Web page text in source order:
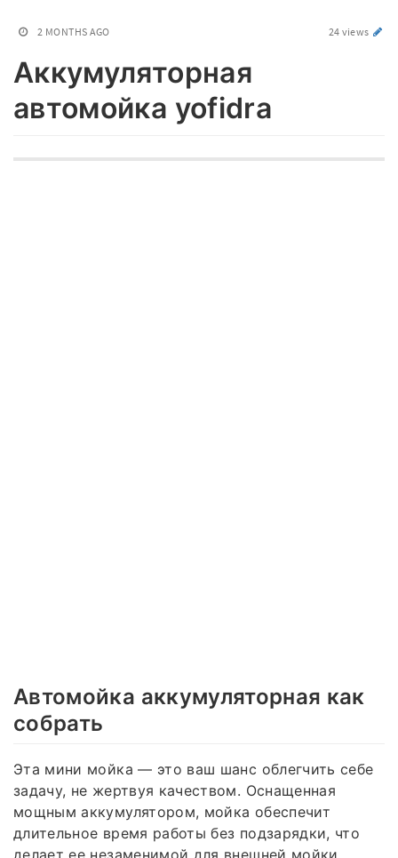
2 MONTHS AGO 24 views
Аккумуляторная
автомойка yofidra
Автомойка аккумуляторная как
собрать
Эта мини мойка — это ваш шанс облегчить себе
задачу, не жертвуя качеством. Оснащенная
мощным аккумулятором, мойка обеспечит
длительное время работы без подзарядки, что
делает ее незаменимой для внешней мойки